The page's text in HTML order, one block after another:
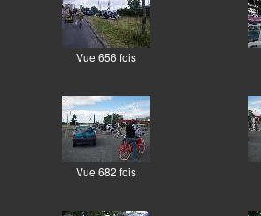
Vue 656 fois
Vue 682 fois